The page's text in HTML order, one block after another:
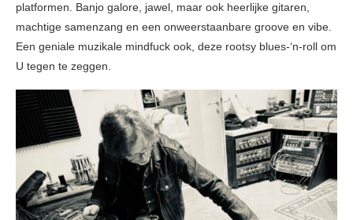
platformen. Banjo galore, jawel, maar ook heerlijke gitaren,
machtige samenzang en een onweerstaanbare groove en vibe.
Een geniale muzikale mindfuck ook, deze rootsy blues-‘n-roll om
U tegen te zeggen.